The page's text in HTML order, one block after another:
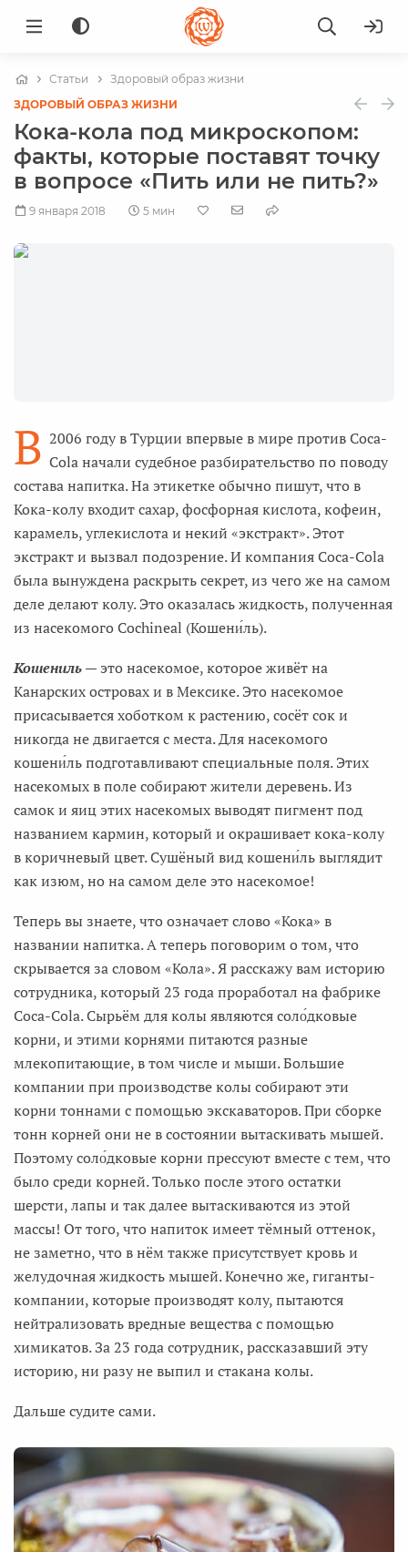
Статьи
Здоровый образ жизни
ЗДОРОВЫЙ ОБРАЗ ЖИЗНИ
Кока-кола под микроскопом:
факты, которые поставят точку
в вопросе «Пить или не пить?»
9 января 2018 5 мин
В 2006 году в Турции впервые в мире против Coca-
Cola начали судебное разбирательство по поводу
состава напитка. На этикетке обычно пишут, что в
Кока-колу входит сахар, фосфорная кислота, кофеин,
карамель, углекислота и некий «экстракт». Этот
экстракт и вызвал подозрение. И компания Coca-Cola
была вынуждена раскрыть секрет, из чего же на самом
деле делают колу. Это оказалась жидкость, полученная
из насекомого Cochineal (Кошени́ль).
Кошениль— это насекомое, которое живёт на
Канарских островах и в Мексике. Это насекомое
присасывается хоботком к растению, сосёт сок и
никогда не двигается с места. Для насекомого
кошени́ль подготавливают специальные поля. Этих
насекомых в поле собирают жители деревень. Из
самок и яиц этих насекомых выводят пигмент под
названием кармин, который и окрашивает кока-колу
в коричневый цвет. Сушёный вид кошени́ль выглядит
как изюм, но на самом деле это насекомое!
Теперь вы знаете, что означает слово «Кока» в
названии напитка. А теперь поговорим о том, что
скрывается за словом «Кола». Я расскажу вам историю
сотрудника, который 23 года проработал на фабрике
Coca-Cola. Сырьём для колы являются соло́дковые
корни, и этими корнями питаются разные
млекопитающие, в том числе и мыши. Большие
компании при производстве колы собирают эти
корни тоннами с помощью экскаваторов. При сборке
тонн корней они не в состоянии вытаскивать мышей.
Поэтому соло́дковые корни прессуют вместе с тем, что
было среди корней. Только после этого остатки
шерсти, лапы и так далее вытаскиваются из этой
массы! От того, что напиток имеет тёмный оттенок,
не заметно, что в нём также присутствует кровь и
желудочная жидкость мышей. Конечно же, гиганты-
компании, которые производят колу, пытаются
нейтрализовать вредные вещества с помощью
химикатов. За 23 года сотрудник, рассказавший эту
историю, ни разу не выпил и стакана колы.
Дальше судите сами.